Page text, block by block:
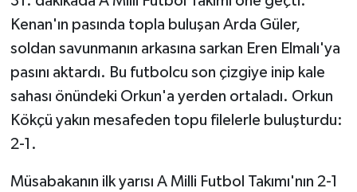
Kenan'ın pasında topla buluşan Arda Güler,
soldan savunmanın arkasına sarkan Eren Elmalı'ya
pasını aktardı. Bu futbolcu son çizgiye inip kale
sahası önündeki Orkun'a yerden ortaladı. Orkun
Kökçü yakın mesafeden topu filelerle buluşturdu:
2-1.
Müsabakanın ilk yarısı A Milli Futbol Takımı'nın 2-1